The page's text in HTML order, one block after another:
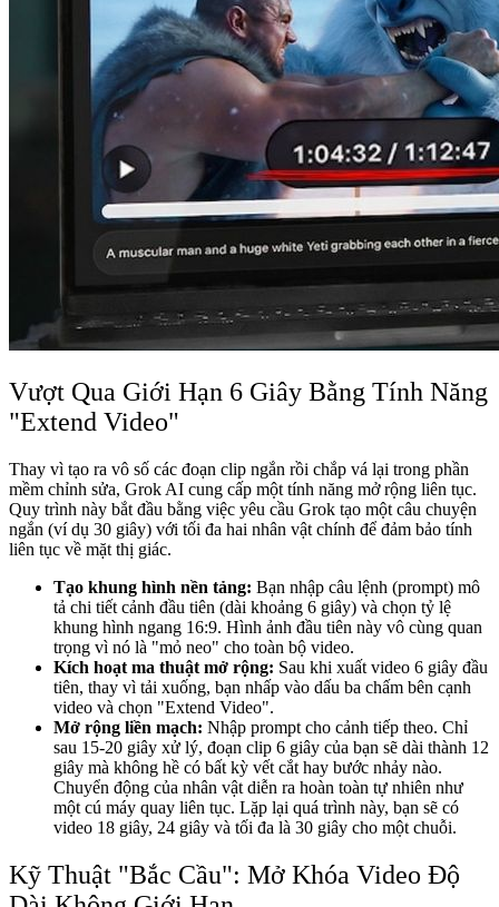
Vượt Qua Giới Hạn 6 Giây Bằng Tính Năng
"Extend Video"
Thay vì tạo ra vô số các đoạn clip ngắn rồi chắp vá lại trong phần
mềm chỉnh sửa, Grok AI cung cấp một tính năng mở rộng liên tục.
Quy trình này bắt đầu bằng việc yêu cầu Grok tạo một câu chuyện
ngắn (ví dụ 30 giây) với tối đa hai nhân vật chính để đảm bảo tính
liên tục về mặt thị giác.
Tạo khung hình nền tảng: Bạn nhập câu lệnh (prompt) mô
tả chi tiết cảnh đầu tiên (dài khoảng 6 giây) và chọn tỷ lệ
khung hình ngang 16:9. Hình ảnh đầu tiên này vô cùng quan
trọng vì nó là "mỏ neo" cho toàn bộ video.
Kích hoạt ma thuật mở rộng: Sau khi xuất video 6 giây đầu
tiên, thay vì tải xuống, bạn nhấp vào dấu ba chấm bên cạnh
video và chọn "Extend Video".
Mở rộng liền mạch: Nhập prompt cho cảnh tiếp theo. Chỉ
sau 15-20 giây xử lý, đoạn clip 6 giây của bạn sẽ dài thành 12
giây mà không hề có bất kỳ vết cắt hay bước nhảy nào.
Chuyển động của nhân vật diễn ra hoàn toàn tự nhiên như
một cú máy quay liên tục. Lặp lại quá trình này, bạn sẽ có
video 18 giây, 24 giây và tối đa là 30 giây cho một chuỗi.
Kỹ Thuật "Bắc Cầu": Mở Khóa Video Độ